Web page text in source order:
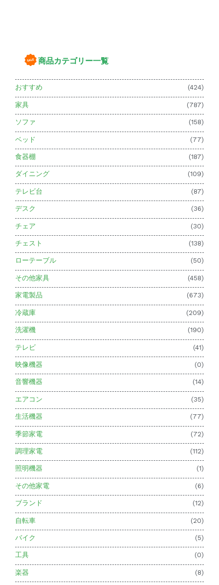
商品カテゴリー一覧
おすすめ (424)
家具 (787)
ソファ (158)
ベッド (77)
食器棚 (187)
ダイニング (109)
テレビ台 (87)
デスク (36)
チェア (30)
チェスト (138)
ローテーブル (50)
その他家具 (458)
家電製品 (673)
冷蔵庫 (209)
洗濯機 (190)
テレビ (41)
映像機器 (0)
音響機器 (14)
エアコン (35)
生活機器 (77)
季節家電 (72)
調理家電 (112)
照明機器 (1)
その他家電 (6)
ブランド (12)
自転車 (20)
バイク (5)
工具 (0)
楽器 (8)